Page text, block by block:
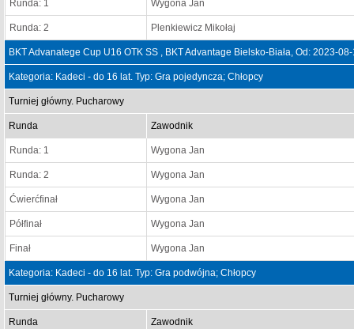
Runda: 1 Wygona Jan
Runda: 2 Plenkiewicz Mikołaj
BKT Advanatege Cup U16 OTK SS , BKT Advantage Bielsko-Biała, Od: 2023-
Kategoria: Kadeci - do 16 lat. Typ: Gra pojedyncza; Chłopcy
Turniej główny. Pucharowy
Runda Zawodnik
Runda: 1 Wygona Jan
Runda: 2 Wygona Jan
Ćwierćfinał Wygona Jan
Półfinał Wygona Jan
Finał Wygona Jan
Kategoria: Kadeci - do 16 lat. Typ: Gra podwójna; Chłopcy
Turniej główny. Pucharowy
Runda Zawodnik